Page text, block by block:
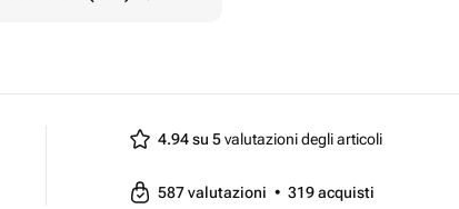
4.94 su 5valutazioni degli articoli
587valutazioni • 319acquisti